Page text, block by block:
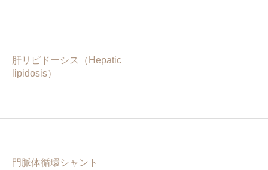
肝リピドーシス（Hepatic
lipidosis）
門脈体循環シャント